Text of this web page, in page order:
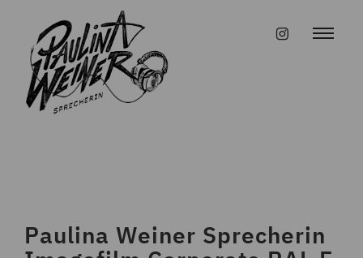
content
Paulina Weiner Sprecherin